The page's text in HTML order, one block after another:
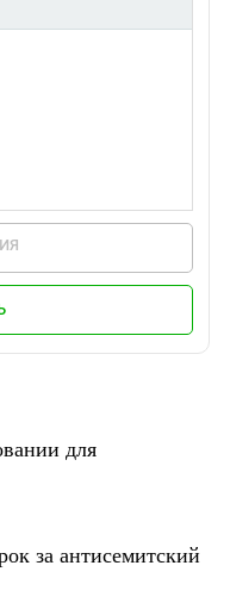
для
за антисемитский